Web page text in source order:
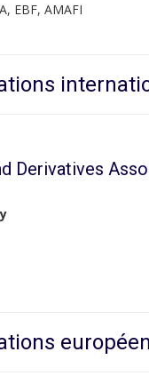
EBF, AMAFI
Derivatives